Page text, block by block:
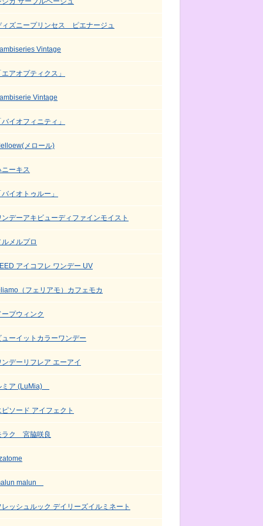
ィズニープリンセス ピエナージュ
Vintage
エアオプティクス」
Vintage
バイオフィニティ」
メロール)
ニーキス
バイオトゥルー」
ンデーアキビューディファインモイスト
ルメルプロ
アイコフレ ワンデー UV
（フェリアモ）カフェモカ
ープウィンク
ューイットカラーワンデー
ンデーリフレア エーアイ
ミア (LuMia)
ピソード アイフェクト
ラク 宮脇咲良
malun
レッシュルック デイリーズイルミネート